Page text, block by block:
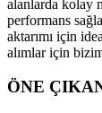
alanlarda kolay
performans
aktarımı için
alımlar için
ÖNE